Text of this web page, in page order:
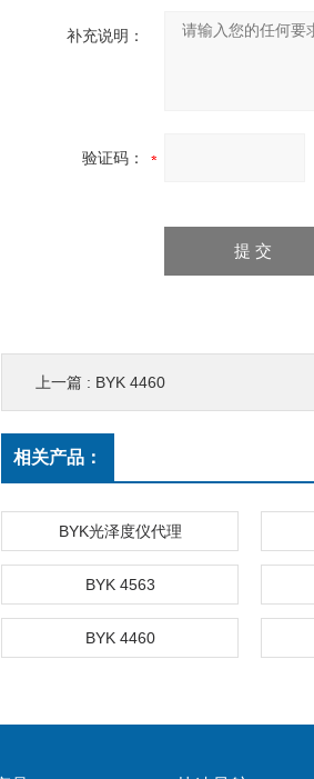
补充说明：
验证码：
上一篇 : BYK 4460
相关产品：
BYK光泽度仪代理
BYK 4563
BYK 4460